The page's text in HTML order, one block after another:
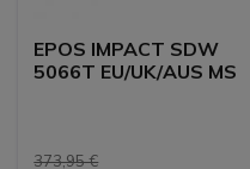
EPOS IMPACT SDW
5066T EU/UK/AUS MS
373,95 €